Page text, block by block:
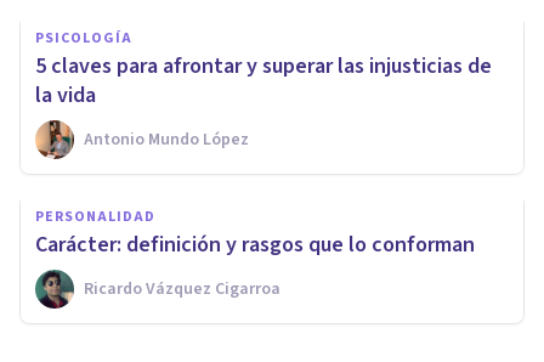
PSICOLOGÍA
​5 claves para afrontar y superar las injusticias de
la vida
Antonio Mundo López
PERSONALIDAD
​Carácter: definición y rasgos que lo conforman
Ricardo Vázquez Cigarroa